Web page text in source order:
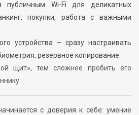
публичным Wi-Fi для деликатных
покупки, работа с важными
устройства – сразу настраивать
резервное копирование.
щит», тем сложнее пробить его
с доверия к себе: умение